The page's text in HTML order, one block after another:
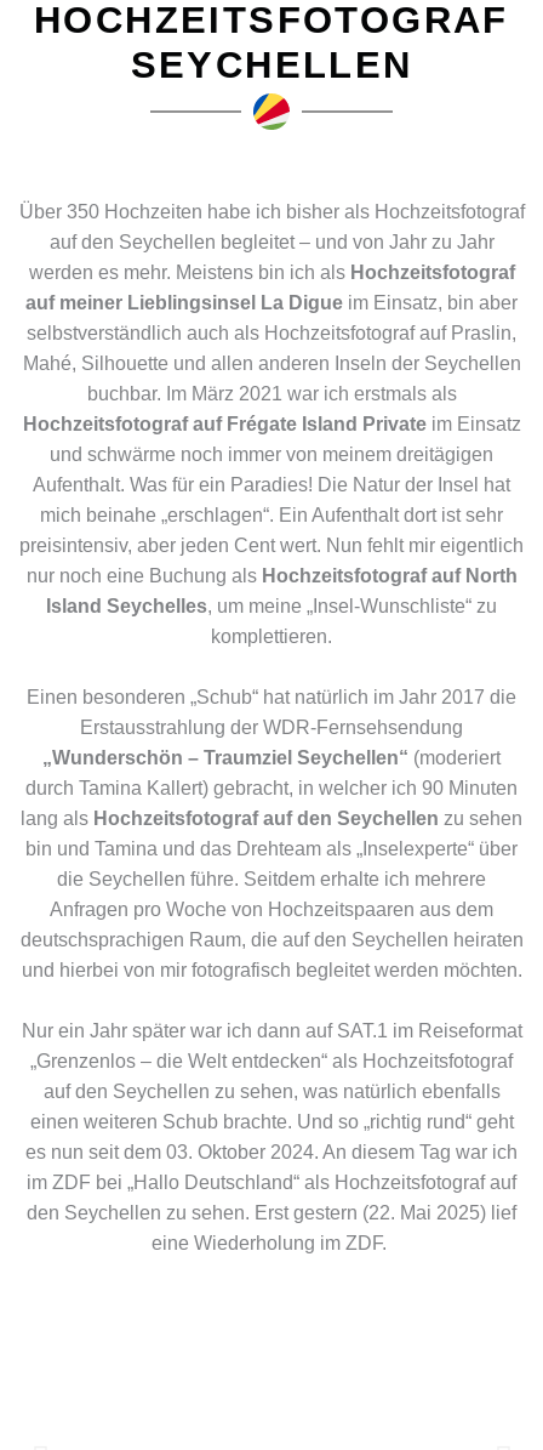
HOCHZEITSFOTOGRAF
SEYCHELLEN
Über 350 Hochzeiten habe ich bisher als Hochzeitsfotograf
auf den Seychellen begleitet – und von Jahr zu Jahr
werden es mehr. Meistens bin ich als Hochzeitsfotograf
auf meiner Lieblingsinsel La Digue im Einsatz, bin aber
selbstverständlich auch als Hochzeitsfotograf auf Praslin,
Mahé, Silhouette und allen anderen Inseln der Seychellen
buchbar. Im März 2021 war ich erstmals als
Hochzeitsfotograf auf Frégate Island Privateim Einsatz
und schwärme noch immer von meinem dreitägigen
Aufenthalt. Was für ein Paradies! Die Natur der Insel hat
mich beinahe „erschlagen“. Ein Aufenthalt dort ist sehr
preisintensiv, aber jeden Cent wert. Nun fehlt mir eigentlich
nur noch eine Buchung als Hochzeitsfotograf auf North
Island Seychelles, um meine „Insel-Wunschliste“ zu
komplettieren.
Einen besonderen „Schub“ hat natürlich im Jahr 2017 die
Erstausstrahlung der WDR-Fernsehsendung
„Wunderschön – Traumziel Seychellen“ (moderiert
durch Tamina Kallert) gebracht, in welcher ich 90 Minuten
lang als Hochzeitsfotograf auf den Seychellen zu sehen
bin und Tamina und das Drehteam als „Inselexperte“ über
die Seychellen führe. Seitdem erhalte ich mehrere
Anfragen pro Woche von Hochzeitspaaren aus dem
deutschsprachigen Raum, die auf den Seychellen heiraten
und hierbei von mir fotografisch begleitet werden möchten.
Nur ein Jahr später war ich dann auf SAT.1 im Reiseformat
„Grenzenlos – die Welt entdecken“ als Hochzeitsfotograf
auf den Seychellen zu sehen, was natürlich ebenfalls
einen weiteren Schub brachte. Und so „richtig rund“ geht
es nun seit dem 03. Oktober 2024. An diesem Tag war ich
im ZDF bei „Hallo Deutschland“ als Hochzeitsfotograf auf
den Seychellen zu sehen. Erst gestern (22. Mai 2025) lief
eine Wiederholung im ZDF.